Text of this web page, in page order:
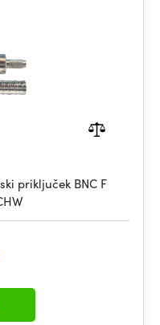
priključek BNC F